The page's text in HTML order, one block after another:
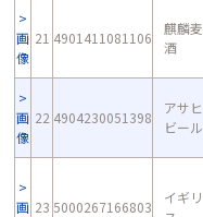
画
像
21 4901411081106
麒麟麦
酒
画
像
22 4904230051398
アサヒ
ビール
画 23 5000267166803
イギリ